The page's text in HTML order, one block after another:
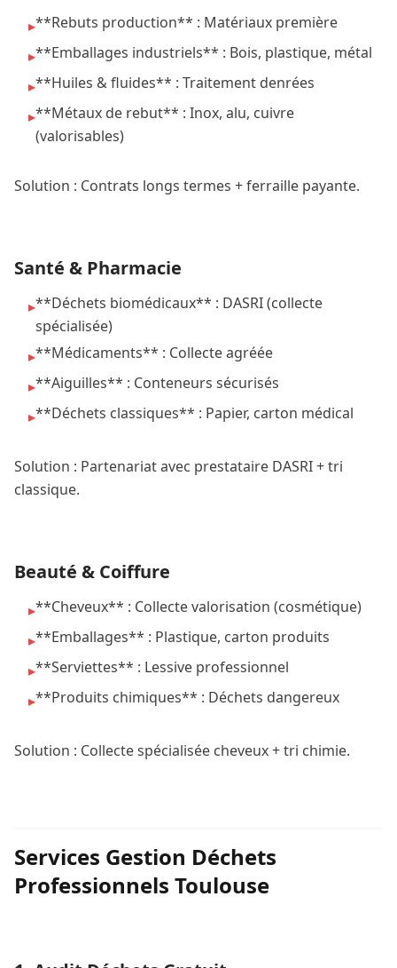
▸**Rebuts production** : Matériaux première
▸**Emballages industriels** : Bois, plastique, métal
▸**Huiles & fluides** : Traitement denrées
▸**Métaux de rebut** : Inox, alu, cuivre
(valorisables)
Solution : Contrats longs termes + ferraille payante.
Santé & Pharmacie
▸**Déchets biomédicaux** : DASRI (collecte
spécialisée)
▸**Médicaments** : Collecte agréée
▸**Aiguilles** : Conteneurs sécurisés
▸**Déchets classiques** : Papier, carton médical
Solution : Partenariat avec prestataire DASRI + tri
classique.
Beauté & Coiffure
▸**Cheveux** : Collecte valorisation (cosmétique)
▸**Emballages** : Plastique, carton produits
▸**Serviettes** : Lessive professionnel
▸**Produits chimiques** : Déchets dangereux
Solution : Collecte spécialisée cheveux + tri chimie.
Services Gestion Déchets
Professionnels Toulouse